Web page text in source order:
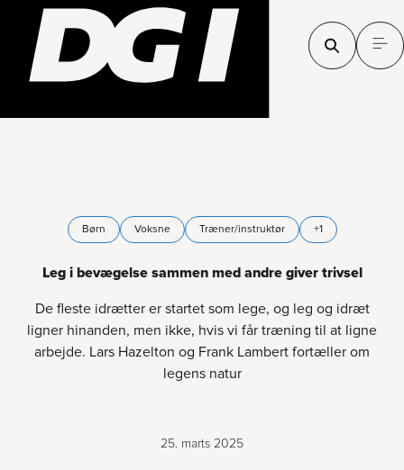
Børn Voksne Træner/instruktør +1
Leg i bevægelse sammen med andre giver trivsel
De fleste idrætter er startet som lege, og leg og idræt
ligner hinanden, men ikke, hvis vi får træning til at ligne
arbejde. Lars Hazelton og Frank Lambert fortæller om
legens natur
25. marts 2025